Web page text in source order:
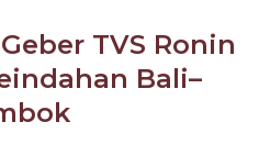
TVS Ronin
Bali–